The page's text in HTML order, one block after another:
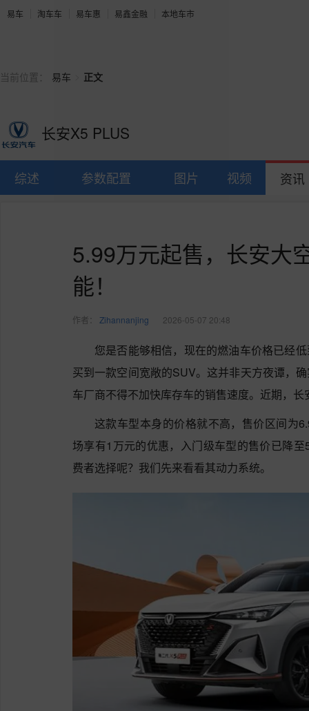
易车 淘车车 易车惠 易鑫金融 本地车市
当前位置： 易车 正文
长安X5 PLUS
综述 参数配置 图片 视频 资讯
5.99万元起售，长安大
能！
作者： Zihannanjing 2026-05-07 20:48
您是否能够相信，现在的燃油车价格已经
买到一款空间宽敞的SUV。这并非天方夜谭，
车厂商不得不加快库存车的销售速度。近期，
这款车型本身的价格就不高，售价区间为
场享有1万元的优惠，入门级车型的售价已降
费者选择呢？我们先来看看其动力系统。